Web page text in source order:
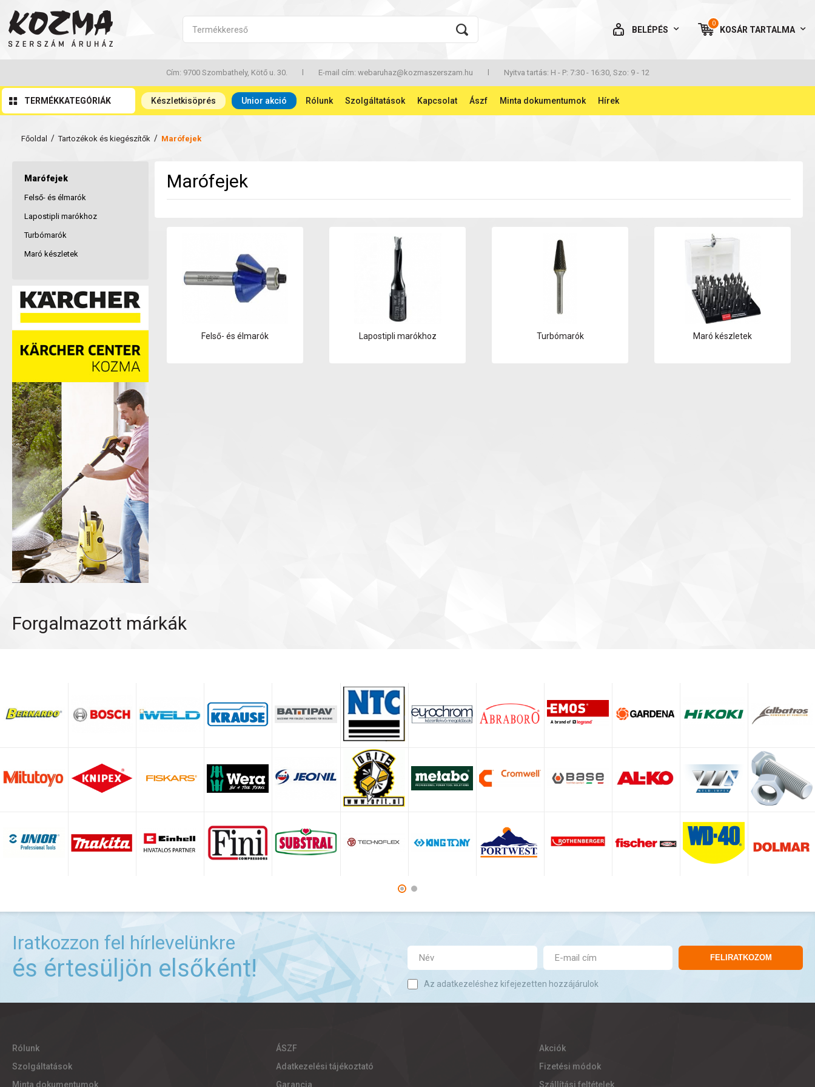
BELÉPÉS
0
KOSÁR TARTALMA
AZ ÖN KOSARA ÜRES
Cím: 9700 Szombathely, Kötő u. 30. E-mail cím: webaruhaz@kozmaszerszam.hu Nyitva tartás: H - P: 7:30 - 16:30, Szo: 9 - 12
TERMÉKKATEGÓRIÁK Készletkisöprés Unior akció Rólunk Szolgáltatások Kapcsolat Ászf Minta dokumentumok Hírek
Főoldal /Tartozékok és kiegészítők / Marófejek
Marófejek
Felső- és élmarók
Lapostipli marókhoz
Turbómarók
Maró készletek
Marófejek
Felső- és élmarók Lapostipli marókhoz Turbómarók Maró készletek
Forgalmazott márkák
Iratkozzon fel hírlevelünkre
és értesüljön elsőként! FELIRATKOZOM
Az adatkezeléshez kifejezetten hozzájárulok
Rólunk
Szolgáltatások
Minta dokumentumok
ÁSZF
Adatkezelési tájékoztató
Garancia
Akciók
Fizetési módok
Szállítási feltételek